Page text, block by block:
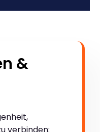
&
verbinden: